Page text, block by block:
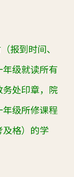
报到时间、
年级就读所有
务处印章， 院
年级所修课程
格） 的学